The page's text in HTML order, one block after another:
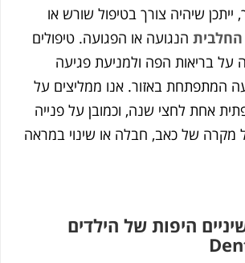
צורך בטיפול שורש או
הנגועה או הפגועה. טיפולים
הפה ולמניעת פגיעה
באזור. אנו ממליצים על
לחצי שנה, וכמובן על פנייה
כאב, חבלה או שינוי במראה
של הילדים